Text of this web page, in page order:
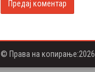
© Права на копирање:2026